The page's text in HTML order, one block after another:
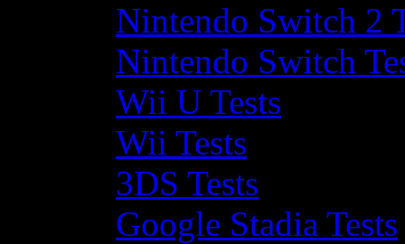
Nintendo Switch 2
Nintendo Switch
Wii U Tests
Wii Tests
3DS Tests
Google Stadia Tests